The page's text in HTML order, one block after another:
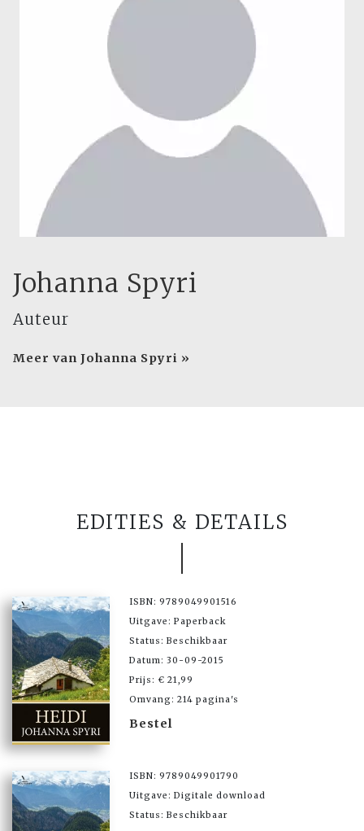
Johanna Spyri
Auteur
Meer van Johanna Spyri »
EDITIES & DETAILS
ISBN: 9789049901516
Uitgave: Paperback
Status: Beschikbaar
Datum: 30-09-2015
Prijs: € 21,99
Omvang: 214 pagina's
Bestel
ISBN: 9789049901790
Uitgave: Digitale download
Status: Beschikbaar